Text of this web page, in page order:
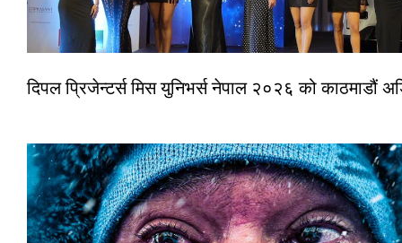
दिपल प्रिजेन्टर्स मिस युनिभर्स नेपाल २०२६ को काठमाडौं